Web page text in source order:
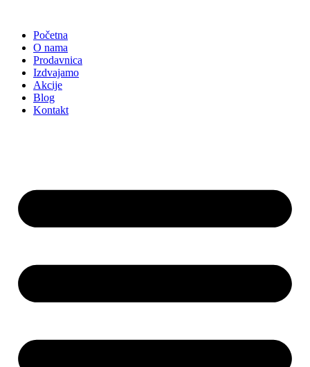
sadržajPočetna
O nama
Prodavnica
Izdvajamo
Akcije
Blog
Kontakt